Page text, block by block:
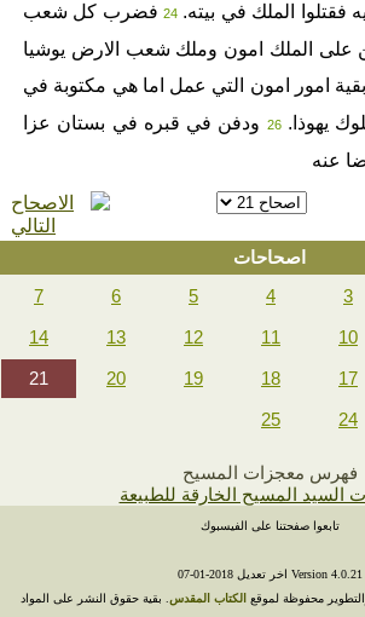
فقتلوا الملك في بيته. 24فضرب كل شعب
على الملك امون وملك شعب الارض يوشيا
امور امون التي عمل اما هي مكتوبة في
يهوذا. 26ودفن في قبره في بستان عزا
عنه
اصحاحات
3
4
5
6
7
10
11
12
13
14
17
18
19
20
21
24
25
فهرس معجزات المسيح
تابعوا صفحتنا على الفيسبوك
Version 4.0.21 اخر تعديل 2018-01-07
الكتاب المقدس. بقية حقوق النشر على المواد